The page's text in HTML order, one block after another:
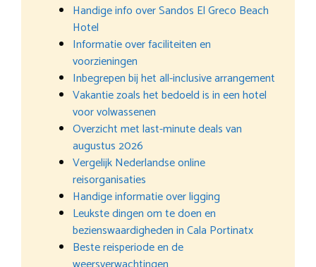
Handige info over Sandos El Greco Beach
Hotel
Informatie over faciliteiten en
voorzieningen
Inbegrepen bij het all-inclusive arrangement
Vakantie zoals het bedoeld is in een hotel
voor volwassenen
Overzicht met last-minute deals van
augustus 2026
Vergelijk Nederlandse online
reisorganisaties
Handige informatie over ligging
Leukste dingen om te doen en
bezienswaardigheden in Cala Portinatx
Beste reisperiode en de